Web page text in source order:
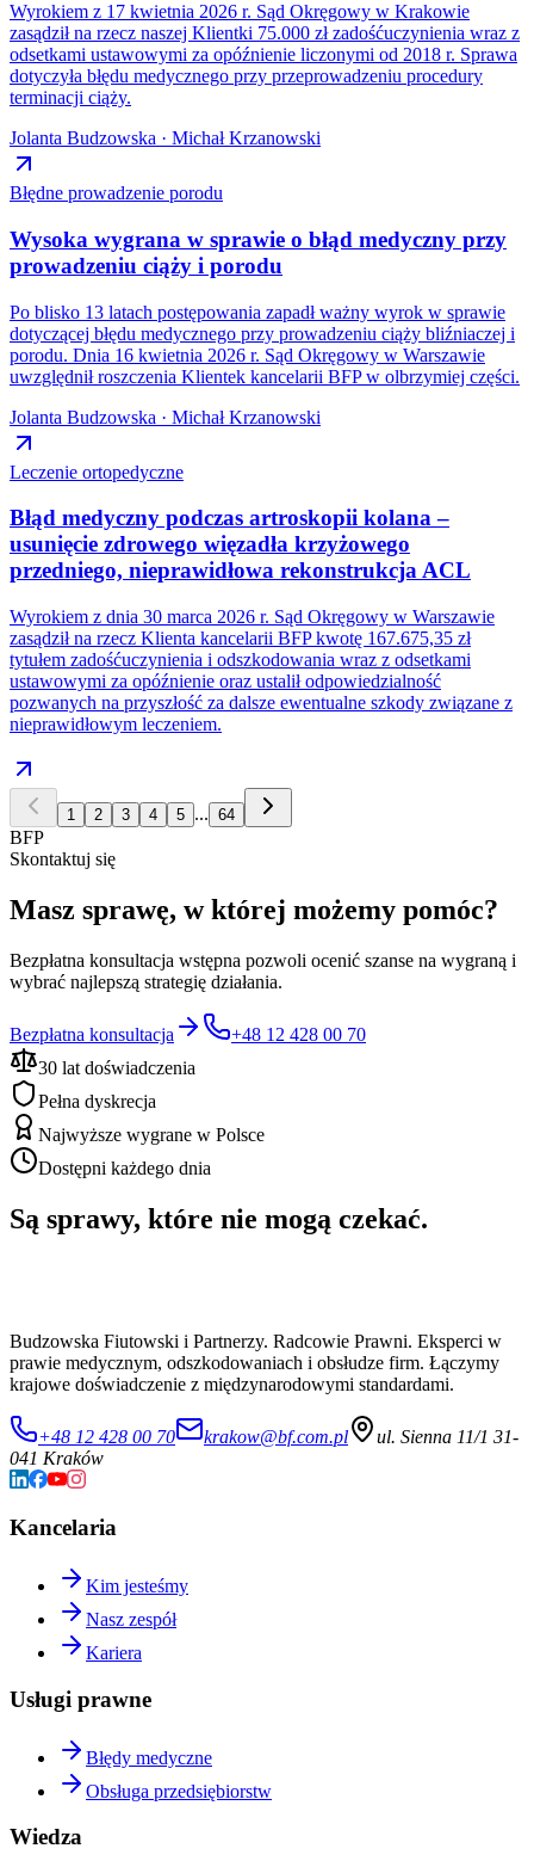
Wyrokiem z 17 kwietnia 2026 r. Sąd Okręgowy w Krakowie
zasądził na rzecz naszej Klientki 75.000 zł zadośćuczynienia wraz z
odsetkami ustawowymi za opóźnienie liczonymi od 2018 r. Sprawa
dotyczyła błędu medycznego przy przeprowadzeniu procedury
terminacji ciąży.
Jolanta Budzowska · Michał Krzanowski
Błędne prowadzenie porodu
Wysoka wygrana w sprawie o błąd medyczny przy
prowadzeniu ciąży i porodu
Po blisko 13 latach postępowania zapadł ważny wyrok w sprawie
dotyczącej błędu medycznego przy prowadzeniu ciąży bliźniaczej i
porodu. Dnia 16 kwietnia 2026 r. Sąd Okręgowy w Warszawie
uwzględnił roszczenia Klientek kancelarii BFP w olbrzymiej części.
Jolanta Budzowska · Michał Krzanowski
Leczenie ortopedyczne
Błąd medyczny podczas artroskopii kolana –
usunięcie zdrowego więzadła krzyżowego
przedniego, nieprawidłowa rekonstrukcja ACL
Wyrokiem z dnia 30 marca 2026 r. Sąd Okręgowy w Warszawie
zasądził na rzecz Klienta kancelarii BFP kwotę 167.675,35 zł
tytułem zadośćuczynienia i odszkodowania wraz z odsetkami
ustawowymi za opóźnienie oraz ustalił odpowiedzialność
pozwanych na przyszłość za dalsze ewentualne szkody związane z
nieprawidłowym leczeniem.
1 2 3 4 5 ... 64
BFP
Skontaktuj się
Masz sprawę, w której możemy pomóc?
Bezpłatna konsultacja wstępna pozwoli ocenić szanse na wygraną i
wybrać najlepszą strategię działania.
Bezpłatna konsultacja
+48 12 428 00 70
30 lat doświadczenia
Pełna dyskrecja
Najwyższe wygrane w Polsce
Dostępni każdego dnia
Są sprawy, które nie mogą czekać.
Budzowska Fiutowski i Partnerzy. Radcowie Prawni. Eksperci w
prawie medycznym, odszkodowaniach i obsłudze firm. Łączymy
krajowe doświadczenie z międzynarodowymi standardami.
+48 12 428 00 70 krakow@bf.com.pl
ul. Sienna 11/1 31-
041 Kraków
Kancelaria
Kim jesteśmy
Nasz zespół
Kariera
Usługi prawne
Błędy medyczne
Obsługa przedsiębiorstw
Wiedza